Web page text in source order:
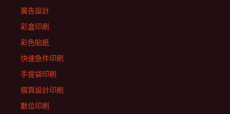
廣告設計
彩盒印刷
彩色貼紙
快速急件印刷
手提袋印刷
摺頁設計印刷
數位印刷